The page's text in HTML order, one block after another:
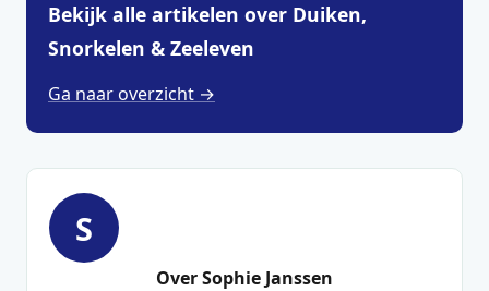
Bekijk alle artikelen over Duiken,
Snorkelen & Zeeleven
Ga naar overzicht →
S
Over Sophie Janssen